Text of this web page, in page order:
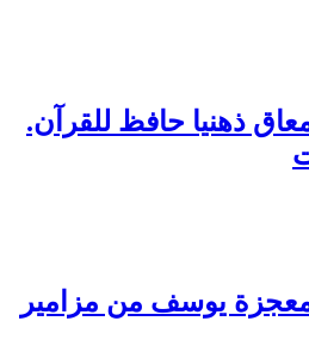
ذهنيا حافظ للقرآن.
يوسف من مزامير